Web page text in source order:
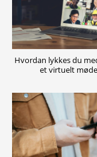
Hvordan lykkes du
et virtuelt